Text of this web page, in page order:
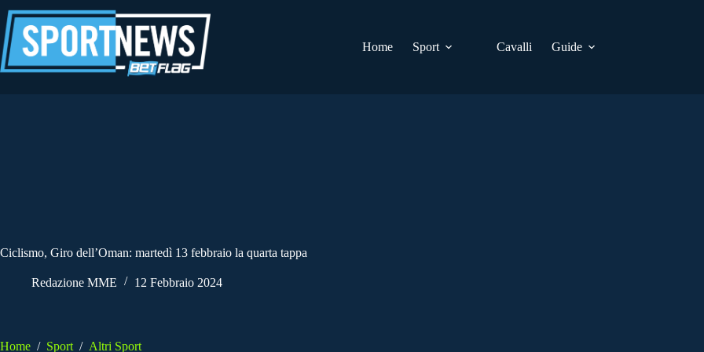
al
contenuto
Home
Sport Cavalli Guide
Ciclismo, Giro dell’Oman: martedì 13 febbraio la quarta tappa
Redazione MME 12 Febbraio 2024
Home / Sport / Altri Sport